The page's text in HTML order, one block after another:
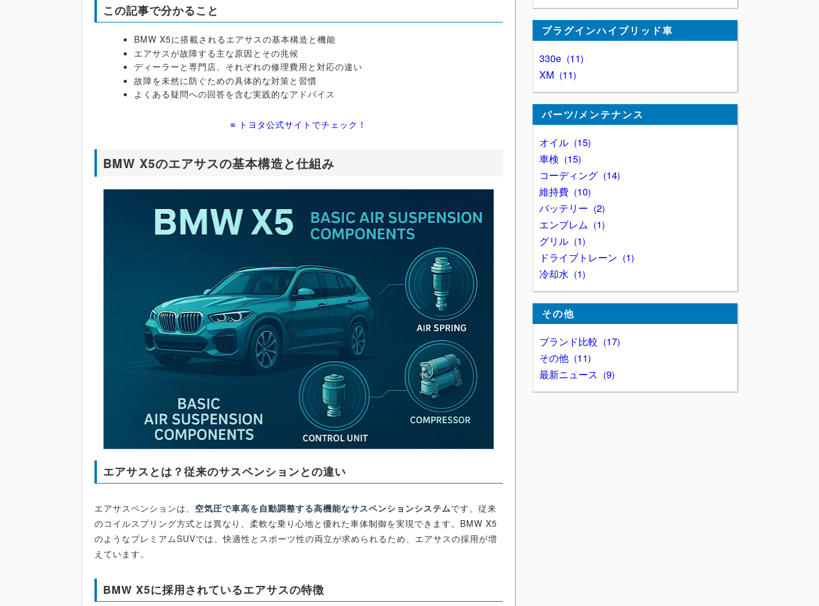
この記事で分かること
BMW X5に搭載されるエアサスの基本構造と機能
エアサスが故障する主な原因とその兆候
ディーラーと専門店、それぞれの修理費用と対応の違い
故障を未然に防ぐための具体的な対策と習慣
よくある疑問への回答を含む実践的なアドバイス
≡ トヨタ公式サイトでチェック！
BMW X5のエアサスの基本構造と仕組み
エアサスとは？従来のサスペンションとの違い
エアサスペンションは、 空気圧で車高を自動調整する高機能なサスペンションシステムです。従来
のコイルスプリング方式とは異なり、柔軟な乗り心地と優れた車体制御を実現できます。BMW X5
のようなプレミアムSUVでは、快適性とスポーツ性の両立が求められるため、エアサスの採用が増
えています。
BMW X5に採用されているエアサスの特徴
プラグインハイブリッド車
330e
11
XM
11
パーツ/メンテナンス
オイル
15
車検
15
コーディング
14
維持費
10
バッテリー
2
エンブレム
1
グリル
1
ドライブトレーン
1
冷却水
1
その他
ブランド比較
17
その他
11
最新ニュース
9